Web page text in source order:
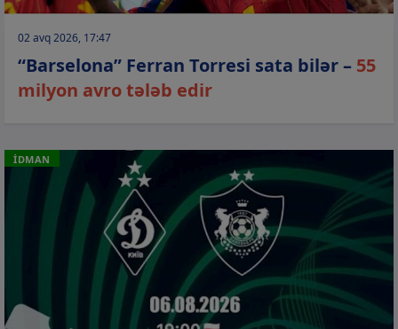
02 avq 2026, 17:47
“Barselona” Ferran Torresi sata bilər – 55
milyon avro tələb edir
İDMAN